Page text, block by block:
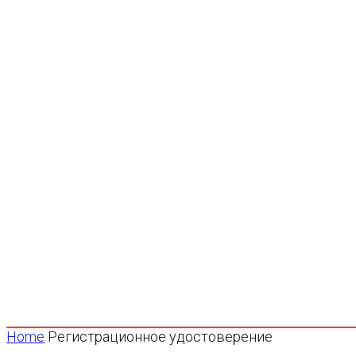
Home Регистрационное удостоверение